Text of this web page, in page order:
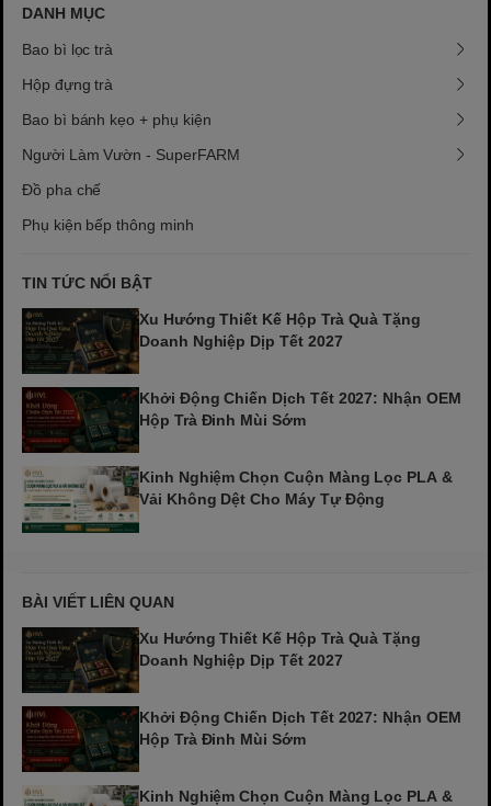
DANH MỤC
Bao bì lọc trà
Hộp đựng trà
Bao bì bánh kẹo + phụ kiện
Người Làm Vườn - SuperFARM
Đồ pha chế
Phụ kiện bếp thông minh
TIN TỨC NỔI BẬT
Xu Hướng Thiết Kế Hộp Trà Quà Tặng
Doanh Nghiệp Dịp Tết 2027
Khởi Động Chiến Dịch Tết 2027: Nhận OEM
Hộp Trà Đinh Mùi Sớm
Kinh Nghiệm Chọn Cuộn Màng Lọc PLA &
Vải Không Dệt Cho Máy Tự Động
BÀI VIẾT LIÊN QUAN
Xu Hướng Thiết Kế Hộp Trà Quà Tặng
Doanh Nghiệp Dịp Tết 2027
Khởi Động Chiến Dịch Tết 2027: Nhận OEM
Hộp Trà Đinh Mùi Sớm
Kinh Nghiệm Chọn Cuộn Màng Lọc PLA &